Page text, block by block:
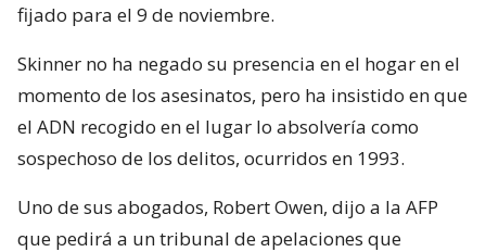
fijado para el 9 de noviembre.
Skinner no ha negado su presencia en el hogar en el
momento de los asesinatos, pero ha insistido en que
el ADN recogido en el lugar lo absolvería como
sospechoso de los delitos, ocurridos en 1993.
Uno de sus abogados, Robert Owen, dijo a la AFP
que pedirá a un tribunal de apelaciones que